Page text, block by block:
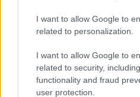
I want to allow Google to
related to personalization.
I want to allow Google to
related to security,
functionality and fraud
user protection.